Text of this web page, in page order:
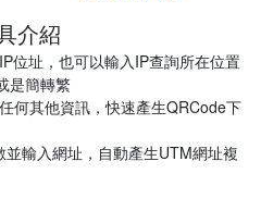
介紹
位址，也可以輸入IP查詢所在位置
是簡轉繁
何其他資訊，快速產生QRCode下
輸入網址，自動產生UTM網址複